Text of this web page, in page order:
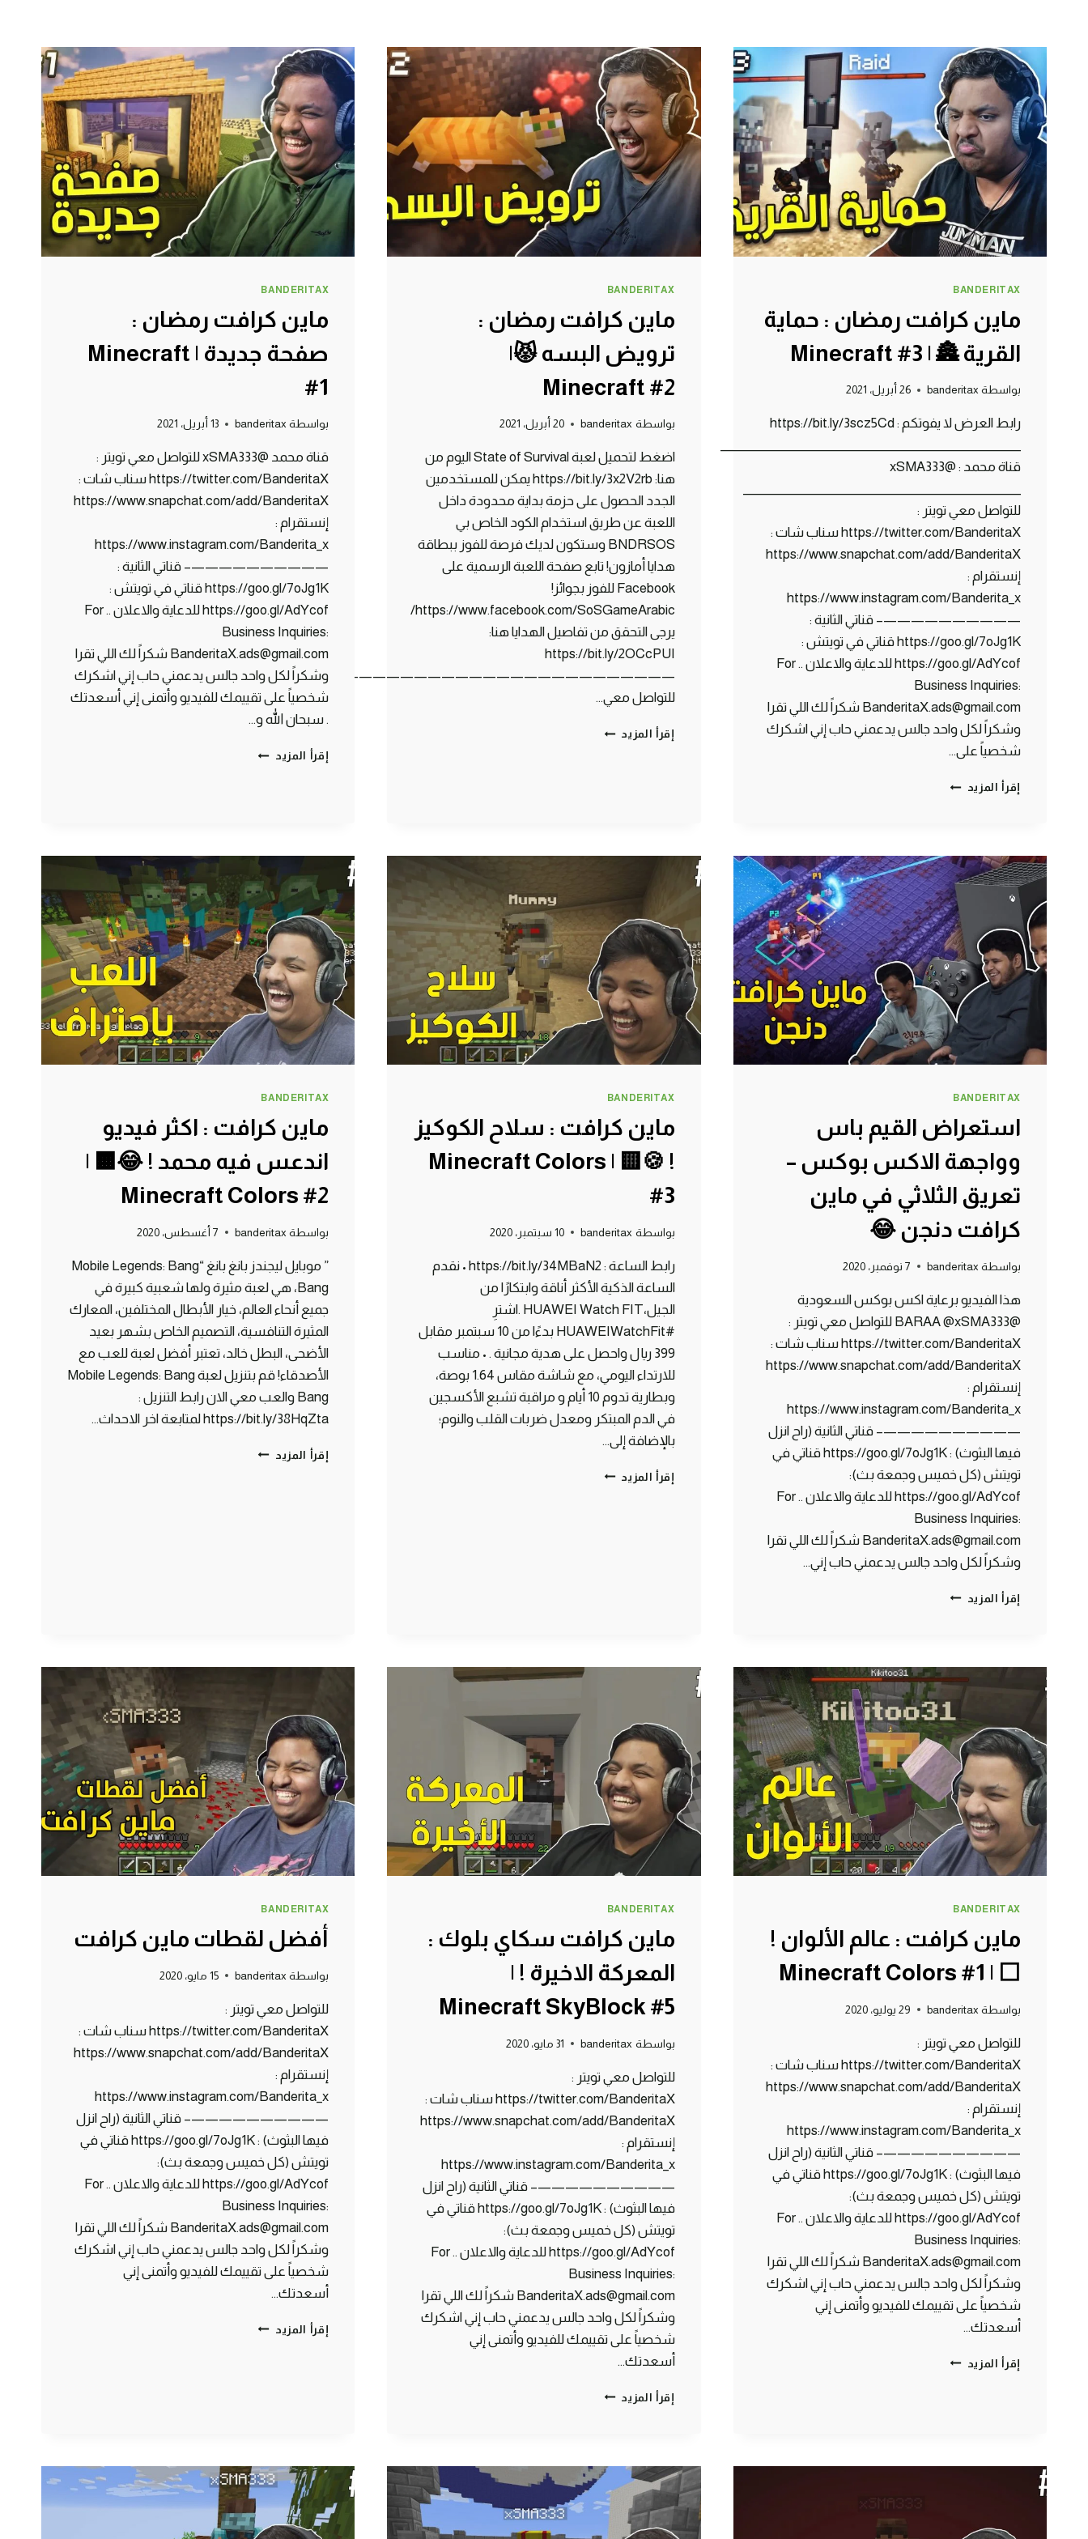
BANDERITAX
ماين كرافت رمضان : حماية
القرية 🏯 | Minecraft #3
بواسطة banderitax 26 أبريل، 2021
رابط العرض لا يفوتكم : https://bit.ly/3scz5Cd
قناة محمد : @xSMA333
للتواصل معي تويتر :
https://twitter.com/BanderitaX سناب شات :
https://www.snapchat.com/add/BanderitaX
إنستقرام :
https://www.instagram.com/Banderita_x
——————————– قناتي الثانية :
https://goo.gl/7oJg1K قناتي في تويتش :
https://goo.gl/AdYcof للدعاية والاعلان .. For
Business Inquiries:
BanderitaX.ads@gmail.com شكراً لك اللي تقرا
وشكراً لكل واحد جالس يدعمني حاب إني اشكرك
شخصياً على…
إقرأ المزيد ماين
القرية
🏯
MINECRAFT
#3
BANDERITAX
ماين كرافت رمضان :
ترويض البسه 😾|
Minecraft #2
بواسطة banderitax 20 أبريل، 2021
اضغط لتحميل لعبة State of Survival اليوم من
هنا: ‏https://bit.ly/3x2V2rb يمكن للمستخدمين
الجدد الحصول على حزمة بداية محدودة داخل
اللعبة عن طريق استخدام الكود الخاص بي
BNDRSOS وستكون لديك فرصة للفوز ببطاقة
هدايا أمازون! تابع صفحة اللعبة الرسمية على
Facebook للفوز بجوائز! ‏
https://www.facebook.com/SoSGameArabic/
يرجى التحقق من تفاصيل الهدايا هنا: ‏
https://bit.ly/2OCcPUI
—————————————————————————————————-
للتواصل معي…
إقرأ المزيد ماين
BANDERITAX
ماين كرافت رمضان :
صفحة جديدة | Minecraft
#1
بواسطة banderitax 13 أبريل، 2021
قناة محمد @xSMA333 للتواصل معي تويتر :
https://twitter.com/BanderitaX سناب شات :
https://www.snapchat.com/add/BanderitaX
إنستقرام :
https://www.instagram.com/Banderita_x
——————————– قناتي الثانية :
https://goo.gl/7oJg1K قناتي في تويتش :
https://goo.gl/AdYcof للدعاية والاعلان .. For
Business Inquiries:
BanderitaX.ads@gmail.com شكراً لك اللي تقرا
وشكراً لكل واحد جالس يدعمني حاب إني اشكرك
شخصياً على تقييمك للفيديو وأتمنى إني أسعدتك
. سبحان الله و…
إقرأ المزيد ماين
|
MINECRAFT
#1
BANDERITAX
استعراض القيم باس
وواجهة الاكس بوكس –
تعريق الثلاثي في ماين
كرافت دنجن 😂
بواسطة banderitax 7 نوفمبر، 2020
هذا الفيديو برعاية اكس بوكس السعودية
@BARAA @xSMA333 للتواصل معي تويتر :
https://twitter.com/BanderitaX سناب شات :
https://www.snapchat.com/add/BanderitaX
إنستقرام :
https://www.instagram.com/Banderita_x
——————————– قناتي الثانية (راح انزل
فيها البثوث) : https://goo.gl/7oJg1K قناتي في
تويتش (كل خميس وجمعة بث):
https://goo.gl/AdYcof للدعاية والاعلان .. For
Business Inquiries:
BanderitaX.ads@gmail.com شكراً لك اللي تقرا
وشكراً لكل واحد جالس يدعمني حاب إني…
إقرأ المزيد استعراض
بوكس
–
تعريق
الثلاثي
في
ماين
كرافت
دنجن
😂
BANDERITAX
ماين كرافت : سلاح الكوكيز
! 🍪🟨 | Minecraft Colors
#3
بواسطة banderitax 10 سبتمبر، 2020
رابط الساعة : https://bit.ly/34MBaN2 • نقدم
الساعة الذكية الأكثر أناقة وابتكارًا من
الجيل،HUAWEI Watch FIT .اشترِ
#HUAWEIWatchFit بدءًا من 10 سبتمبر مقابل
399 ريال واحصل على هدية مجانية . • مناسب
للارتداء اليومي، مع شاشة مقاس 1.64 بوصة،
وبطارية تدوم 10 أيام و مراقبة تشبع الأكسجين
في الدم المبتكر ومعدل ضربات القلب والنوم؛
بالإضافة إلى…
إقرأ المزيد ماين
BANDERITAX
ماين كرافت : اكثر فيديو
اندعس فيه محمد ! 😂🟧 |
Minecraft Colors #2
بواسطة banderitax 7 أغسطس، 2020
” موبايل ليجندز بانغ بانغ “Mobile Legends: Bang
Bang، هي لعبة مثيرة ولها شعبية كبيرة في
جميع أنحاء العالم، خيار الأبطال المختلفين، المعارك
المثيرة التنافسية، التصميم الخاص بشهر بعيد
الأضحى، البطل خالد، تعتبر أفضل لعبة للعب مع
الأصدقاء! قم بتنزيل لعبة Mobile Legends: Bang
Bang والعب معي الان رابط التنزيل :
https://bit.ly/38HqZta لمتابعة اخر الاحداث…
إقرأ المزيد ماين
BANDERITAX
ماين كرافت : عالم الألوان !
⬜ | Minecraft Colors #1
بواسطة banderitax 29 يوليو، 2020
للتواصل معي تويتر :
https://twitter.com/BanderitaX سناب شات :
https://www.snapchat.com/add/BanderitaX
إنستقرام :
https://www.instagram.com/Banderita_x
——————————– قناتي الثانية (راح انزل
فيها البثوث) : https://goo.gl/7oJg1K قناتي في
تويتش (كل خميس وجمعة بث):
https://goo.gl/AdYcof للدعاية والاعلان .. For
Business Inquiries:
BanderitaX.ads@gmail.com شكراً لك اللي تقرا
وشكراً لكل واحد جالس يدعمني حاب إني اشكرك
شخصياً على تقييمك للفيديو وأتمنى إني
أسعدتك…
إقرأ المزيد ماين
BANDERITAX
ماين كرافت سكاي بلوك :
المعركة الاخيرة ! |
Minecraft SkyBlock #5
بواسطة banderitax 31 مايو، 2020
للتواصل معي تويتر :
https://twitter.com/BanderitaX سناب شات :
https://www.snapchat.com/add/BanderitaX
إنستقرام :
https://www.instagram.com/Banderita_x
——————————– قناتي الثانية (راح انزل
فيها البثوث) : https://goo.gl/7oJg1K قناتي في
تويتش (كل خميس وجمعة بث):
https://goo.gl/AdYcof للدعاية والاعلان .. For
Business Inquiries:
BanderitaX.ads@gmail.com شكراً لك اللي تقرا
وشكراً لكل واحد جالس يدعمني حاب إني اشكرك
شخصياً على تقييمك للفيديو وأتمنى إني
أسعدتك…
إقرأ المزيد ماين
المعركة
الاخيرة
BANDERITAX
أفضل لقطات ماين كرافت
بواسطة banderitax 15 مايو، 2020
للتواصل معي تويتر :
https://twitter.com/BanderitaX سناب شات :
https://www.snapchat.com/add/BanderitaX
إنستقرام :
https://www.instagram.com/Banderita_x
——————————– قناتي الثانية (راح انزل
فيها البثوث) : https://goo.gl/7oJg1K قناتي في
تويتش (كل خميس وجمعة بث):
https://goo.gl/AdYcof للدعاية والاعلان .. For
Business Inquiries:
BanderitaX.ads@gmail.com شكراً لك اللي تقرا
وشكراً لكل واحد جالس يدعمني حاب إني اشكرك
شخصياً على تقييمك للفيديو وأتمنى إني
أسعدتك…
إقرأ المزيد أفضل